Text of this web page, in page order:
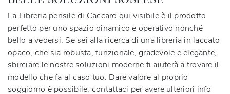
La Libreria pensile di Caccaro qui visibile è il prodotto
perfetto per uno spazio dinamico e operativo nonché
bello a vedersi. Se sei alla ricerca di una libreria in laccato
opaco, che sia robusta, funzionale, gradevole e elegante,
sbirciare le nostre soluzioni moderne ti aiuterà a trovare il
modello che fa al caso tuo. Dare valore al proprio
soggiorno è possibile: contattaci per avere ulteriori info